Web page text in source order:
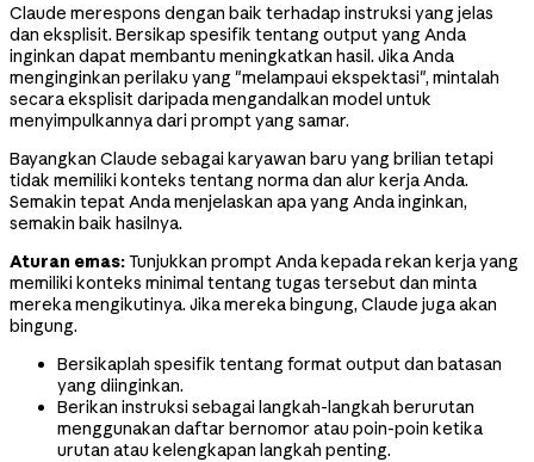
Claude merespons dengan baik terhadap instruksi yang jelas
dan eksplisit. Bersikap spesifik tentang output yang Anda
inginkan dapat membantu meningkatkan hasil. Jika Anda
menginginkan perilaku yang "melampaui ekspektasi", mintalah
secara eksplisit daripada mengandalkan model untuk
menyimpulkannya dari prompt yang samar.
Bayangkan Claude sebagai karyawan baru yang brilian tetapi
tidak memiliki konteks tentang norma dan alur kerja Anda.
Semakin tepat Anda menjelaskan apa yang Anda inginkan,
semakin baik hasilnya.
Aturan emas:Tunjukkan prompt Anda kepada rekan kerja yang
memiliki konteks minimal tentang tugas tersebut dan minta
mereka mengikutinya. Jika mereka bingung, Claude juga akan
bingung.
Bersikaplah spesifik tentang format output dan batasan
yang diinginkan.
Berikan instruksi sebagai langkah-langkah berurutan
menggunakan daftar bernomor atau poin-poin ketika
urutan atau kelengkapan langkah penting.